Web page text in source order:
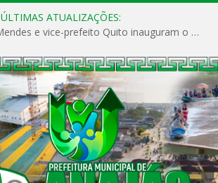
ÚLTIMAS ATUALIZAÇÕES:
Prefeito Vivaldo Mendes e vice-prefeito Quito inauguram o CAPS e fortalecem a saúde pública em Anajás.